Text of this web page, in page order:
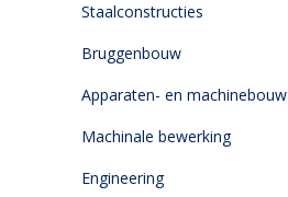
Staalconstructies
Bruggenbouw
Apparaten- en machinebouw
Machinale bewerking
Engineering